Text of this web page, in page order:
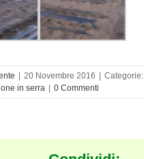
20 Novembre 2016 Categorie:
in serra
0 Commenti